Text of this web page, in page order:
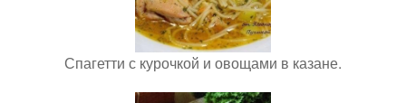
Спагетти с курочкой и овощами в казане.